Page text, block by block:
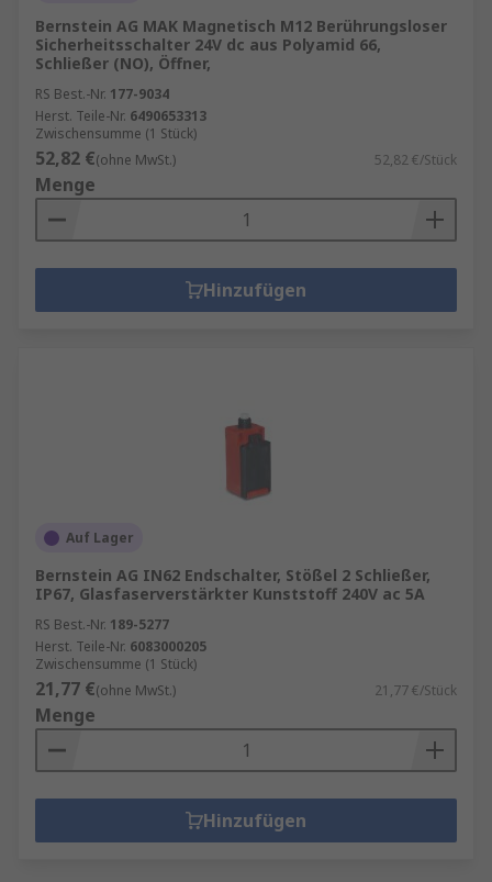
Bernstein AG MAK Magnetisch M12 Berührungsloser
Sicherheitsschalter 24V dc aus Polyamid 66,
Schließer (NO), Öffner,
RS Best.-Nr. 177-9034
Herst. Teile-Nr. 6490653313
Zwischensumme (1 Stück)
52,82 €(ohne MwSt.) 52,82 €/Stück
Menge
Hinzufügen
Auf Lager
Bernstein AG IN62 Endschalter, Stößel 2 Schließer,
IP67, Glasfaserverstärkter Kunststoff 240V ac 5A
RS Best.-Nr. 189-5277
Herst. Teile-Nr. 6083000205
Zwischensumme (1 Stück)
21,77 €(ohne MwSt.) 21,77 €/Stück
Menge
Hinzufügen